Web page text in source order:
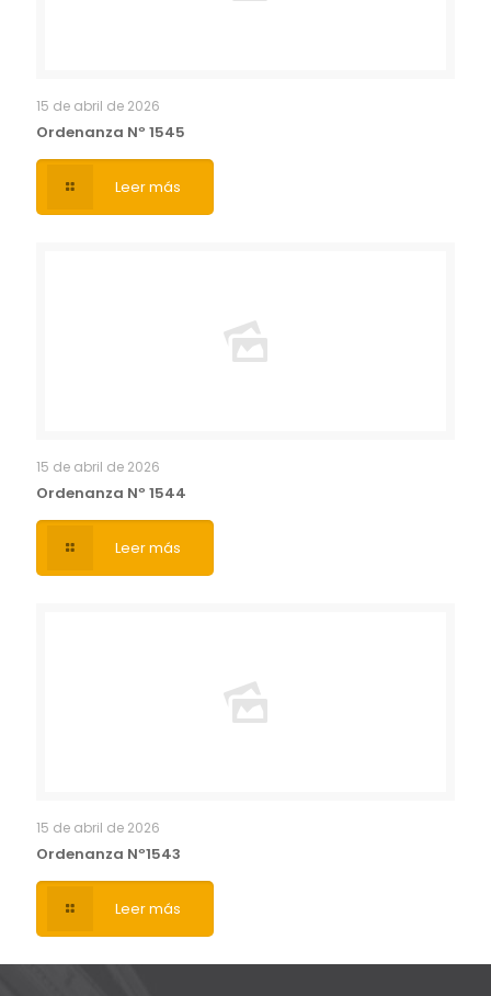
15 de abril de 2026
Ordenanza Nº 1545
Leer más
15 de abril de 2026
Ordenanza Nº 1544
Leer más
15 de abril de 2026
Ordenanza Nº1543
Leer más